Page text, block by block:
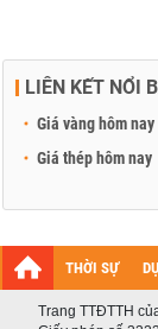
LIÊN KẾT NỔI
Giá vàng hôm nay
Giá thép hôm nay
THỜI SỰ
Trang TTĐTTH